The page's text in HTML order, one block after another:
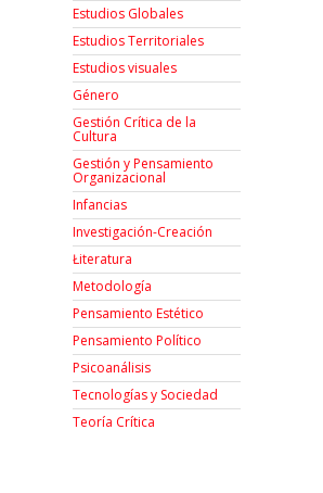
Estudios Globales
Estudios Territoriales
Estudios visuales
Género
Gestión Crítica de la
Cultura
Gestión y Pensamiento
Organizacional
Infancias
Investigación-Creación
Łiteratura
Metodología
Pensamiento Estético
Pensamiento Político
Psicoanálisis
Tecnologías y Sociedad
Teoría Crítica